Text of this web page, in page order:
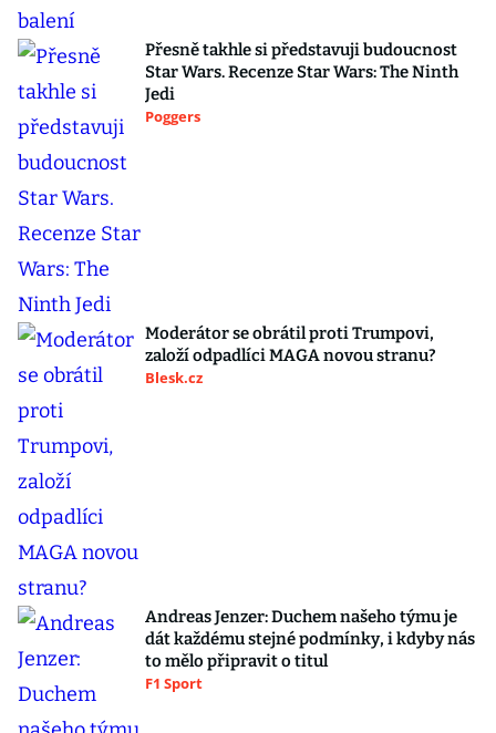
Přesně takhle si představuji budoucnost
Star Wars. Recenze Star Wars: The Ninth
Jedi
Poggers
Moderátor se obrátil proti Trumpovi,
založí odpadlíci MAGA novou stranu?
Blesk.cz
Andreas Jenzer: Duchem našeho týmu je
dát každému stejné podmínky, i kdyby nás
to mělo připravit o titul
F1 Sport